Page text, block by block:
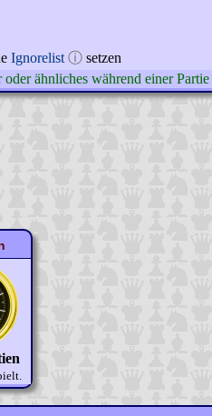
Ignorelist ⓘ setzen
ähnliches während einer Partie